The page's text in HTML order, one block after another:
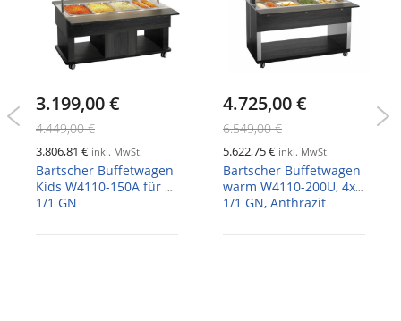
3.199,00 €
4.449,00 €
3.806,81 € inkl. MwSt.
Bartscher Buffetwagen
Kids W4110-150A für 4x
1/1 GN
4.725,00 €
6.549,00 €
5.622,75 € inkl. MwSt.
Bartscher Buffetwagen
warm W4110-200U, 4x
1/1 GN, Anthrazit